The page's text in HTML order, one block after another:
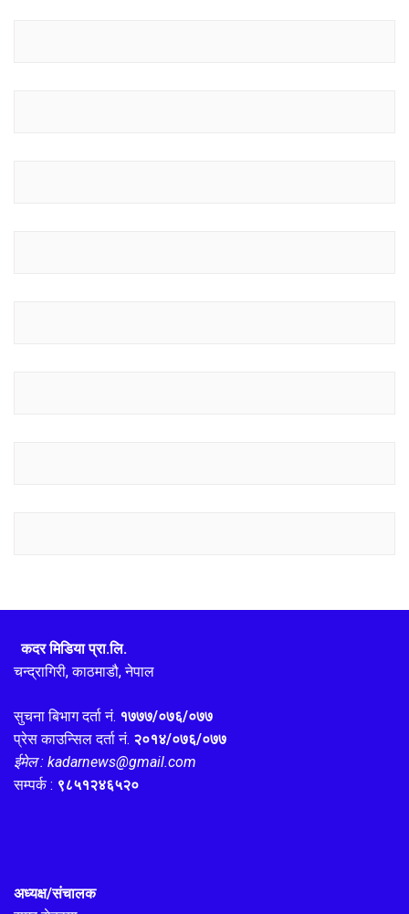
कदर मिडिया प्रा.लि.
चन्द्रागिरी, काठमाडौ, नेपाल
सुचना बिभाग दर्ता नं. १७७७/०७६/०७७
प्रेस काउन्सिल दर्ता नं. २०१४/०७६/०७७
ईमेल : kadarnews@gmail.com
सम्पर्क : ९८५१२४६५२०
अध्यक्ष/संचालक